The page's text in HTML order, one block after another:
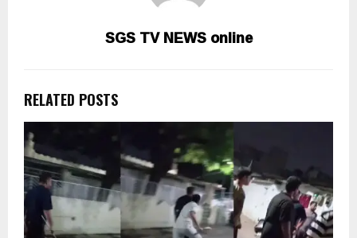
SGS TV NEWS online
RELATED POSTS